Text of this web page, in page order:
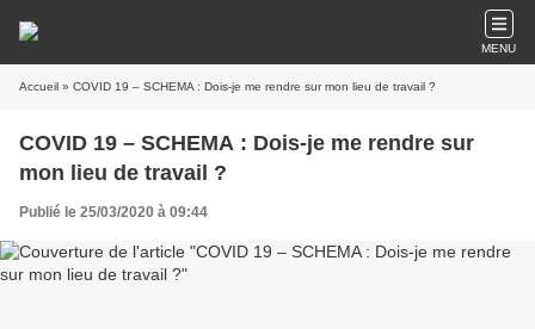
MENU
Accueil » COVID 19 – SCHEMA : Dois-je me rendre sur mon lieu de travail ?
COVID 19 – SCHEMA : Dois-je me rendre sur
mon lieu de travail ?
Publié le 25/03/2020 à 09:44